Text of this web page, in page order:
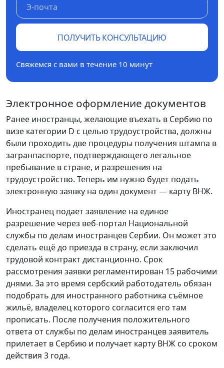
ПОЛУЧИТЬ КОНСУЛЬТАЦИЮ
Свяжемся с вами в течение 10 минут
Электронное оформление документов
Ранее иностранцы, желающие въехать в Сербию по
визе категории D с целью трудоустройства, должны
были проходить две процедуры получения штампа в
загранпаспорте, подтверждающего легальное
пребывание в стране, и разрешения на
трудоустройство. Теперь им нужно будет подать
электронную заявку на один документ — карту ВНЖ.
Иностранец подает заявление на единое
разрешение через веб-портал Национальной
службы по делам иностранцев Сербии. Он может это
сделать ещё до приезда в страну, если заключил
трудовой контракт дистанционно. Срок
рассмотрения заявки регламентирован 15 рабочими
днями. За это время сербский работодатель обязан
подобрать для иностранного работника съёмное
жильё, владелец которого согласится его там
прописать. После получения положительного
ответа от службы по делам иностранцев заявитель
прилетает в Сербию и получает карту ВНЖ со сроком
действия 3 года.